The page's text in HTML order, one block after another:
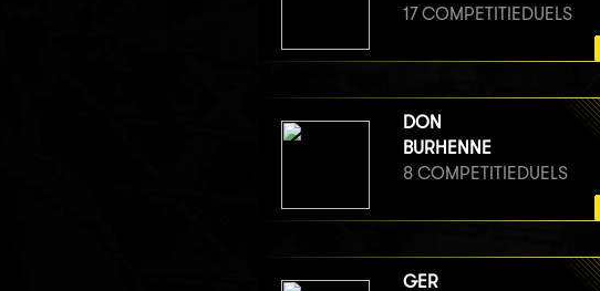
17 COMPETITIEDUELS
DON
BURHENNE
8 COMPETITIEDUELS
GER